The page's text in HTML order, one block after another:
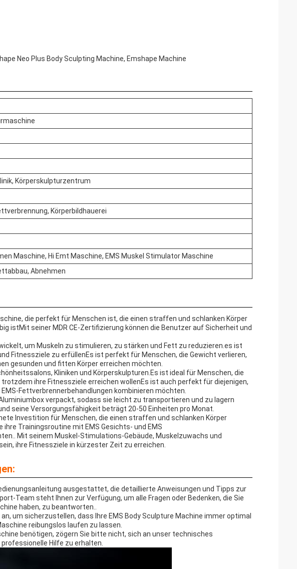
Neo Plus Body Sculpting Machine, Emshape Machine
Körperskulpturzentrum
Körperbildhauerei
Maschine, Hi Emt Maschine, EMS Muskel Stimulator Maschine
Abnehmen
die perfekt für Menschen ist, die einen straffen und schlanken Körper
istMit seiner MDR CE-Zertifizierung können die Benutzer auf Sicherheit und
um Muskeln zu stimulieren, zu stärken und Fett zu reduzieren.es ist
Fitnessziele zu erfüllenEs ist perfekt für Menschen, die Gewicht verlieren,
gesunden und fitten Körper erreichen möchten.
Kliniken und Körperskulpturen.Es ist ideal für Menschen, die
ihre Fitnessziele erreichen wollenEs ist auch perfekt für diejenigen,
Fettverbrennerbehandlungen kombinieren möchten.
verpackt, sodass sie leicht zu transportieren und zu lagern
seine Versorgungsfähigkeit beträgt 20-50 Einheiten pro Monat.
Investition für Menschen, die einen straffen und schlanken Körper
Trainingsroutine mit EMS Gesichts- und EMS
Mit seinem Muskel-Stimulations-Gebäude, Muskelzuwachs und
ihre Fitnessziele in kürzester Zeit zu erreichen.
ausgestattet, die detaillierte Anweisungen und Tipps zur
Team steht Ihnen zur Verfügung, um alle Fragen oder Bedenken, die Sie
haben, zu beantworten..
um sicherzustellen, dass Ihre EMS Body Sculpture Machine immer optimal
reibungslos laufen zu lassen.
benötigen, zögern Sie bitte nicht, sich an unser technisches
Hilfe zu erhalten.